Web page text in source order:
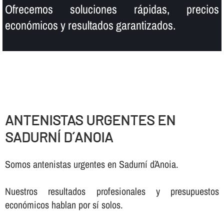
Ofrecemos soluciones rápidas, precios
económicos y resultados garantizados.
ANTENISTAS URGENTES EN
SADURNÍ D´ANOIA
Somos antenistas urgentes en Sadurní d´Anoia.
Nuestros resultados profesionales y presupuestos
económicos hablan por sí­ solos.